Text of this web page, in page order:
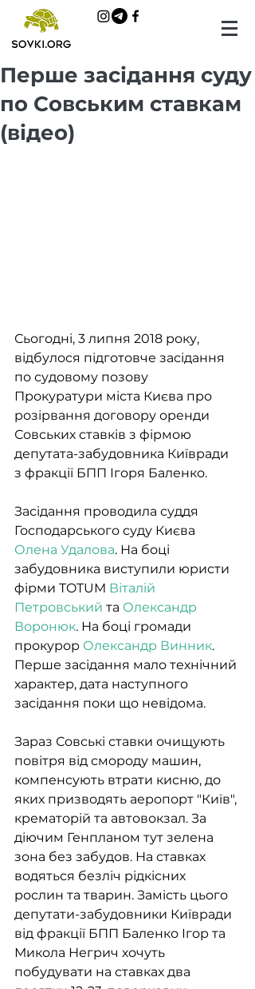
Перше засідання суду
по Совським ставкам
(відео)
Сьогодні, 3 липня 2018 року,
відбулося підготовче засідання
по судовому позову
Прокуратури міста Києва про
розірвання договору оренди
Совських ставків з фірмою
депутата-забудовника Київради
з фракції БПП Ігоря Баленко.
Засідання проводила суддя
Господарського суду Києва
Олена Удалова. На боці
забудовника виступили юристи
фірми TOTUM Віталій
Петровський та Олександр
Воронюк. На боці громади
прокурор Олександр Винник.
Перше засідання мало технічний
характер, дата наступного
засідання поки що невідома.
Зараз Совські ставки очищують
повітря від смороду машин,
компенсують втрати кисню, до
яких призводять аеропорт "Київ",
крематорій та автовокзал. За
діючим Генпланом тут зелена
зона без забудов. На ставках
водяться безліч рідкісних
рослин та тварин. Замість цього
депутати-забудовники Київради
від фракції БПП Баленко Ігор та
Микола Негрич хочуть
побудувати на ставках два